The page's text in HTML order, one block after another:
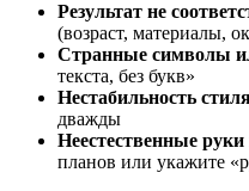
Результат не
(возраст, материалы,
Странные символы
текста, без букв»
Нестабильность
дважды
Неестественные
планов или укажите